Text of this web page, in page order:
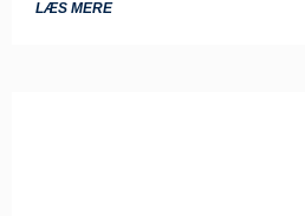
LÆS MERE